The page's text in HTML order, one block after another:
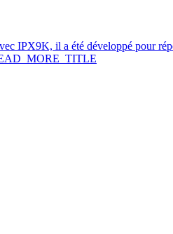
IPX9K, il a été développé pour